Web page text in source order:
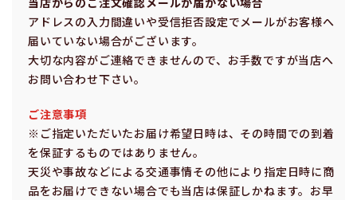
アドレスの⼊⼒間違いや受信拒否設定でメールがお客様へ
届いていない場合がございます。
⼤切な内容がご連絡できませんので、お⼿数ですが当店へ
お問い合わせ下さい。
ご注意事項
※ご指定いただいたお届け希望⽇時は、その時間での到着
を保証するものではありません。
天災や事故などによる交通事情その他により指定⽇時に商
品をお届けできない場合でも当店は保証しかねます。お早